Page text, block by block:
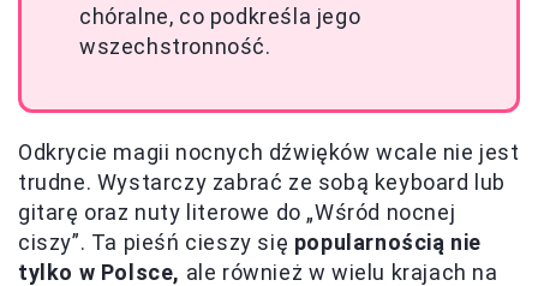
chóralne, co podkreśla jego
wszechstronność.
Odkrycie magii nocnych dźwięków wcale nie jest
trudne. Wystarczy zabrać ze sobą keyboard lub
gitarę oraz nuty literowe do „Wśród nocnej
ciszy”. Ta pieśń cieszy się popularnością nie
tylko w Polsce, ale również w wielu krajach na